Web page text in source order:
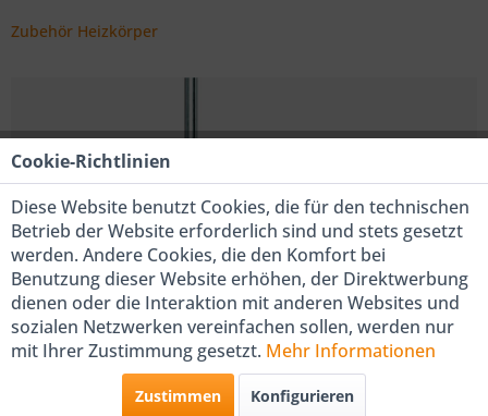
Zubehör Heizkörper
COSMO Elektro-Heizstab EH 600
für Badheizkörper
Cookie-Richtlinien
Diese Website benutzt Cookies, die für den technischen
Betrieb der Website erforderlich sind und stets gesetzt
werden. Andere Cookies, die den Komfort bei
Benutzung dieser Website erhöhen, der Direktwerbung
dienen oder die Interaktion mit anderen Websites und
sozialen Netzwerken vereinfachen sollen, werden nur
mit Ihrer Zustimmung gesetzt. Mehr Informationen
Zustimmen Konfigurieren